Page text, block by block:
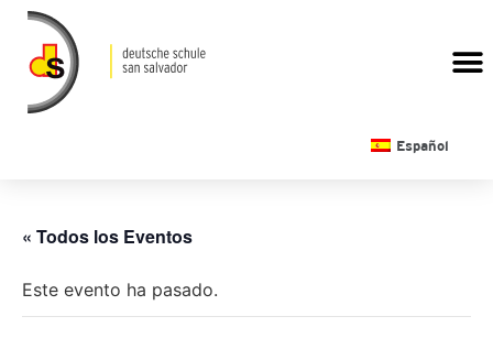
Español
« Todos los Eventos
Este evento ha pasado.